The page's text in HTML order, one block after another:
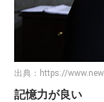
出典： https://
記憶力が良い